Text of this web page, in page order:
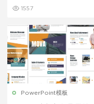
1557
PowerPoint模板